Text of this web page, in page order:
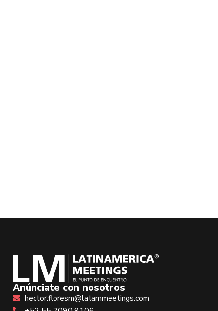
Anúnciate con nosotros
hector.floresm@latammeetings.com